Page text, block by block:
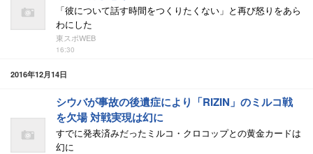
「彼について話す時間をつくりたくない」と再び怒りをあら
わにした
東スポWEB
16:30
2016年12月14日
シウバが事故の後遺症により「RIZIN」のミルコ戦
を欠場 対戦実現は幻に
すでに発表済みだったミルコ・クロコップとの黄金カードは
幻に